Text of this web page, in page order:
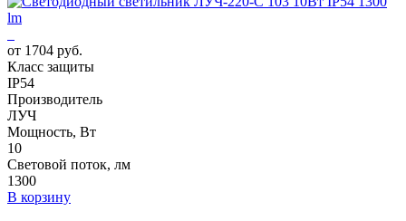
от 1704 руб.
Класс защиты
IP54
Производитель
ЛУЧ
Мощность, Вт
10
Световой поток, лм
1300
В корзину